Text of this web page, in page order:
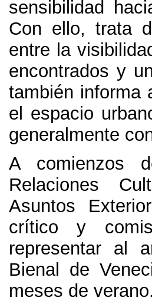
sensibilidad
Con ello, trata
entre la
encontrados y
también informa
el espacio
generalmente
A comienzos
Relaciones
Asuntos
crítico y
representar al
Bienal de
meses de verano.